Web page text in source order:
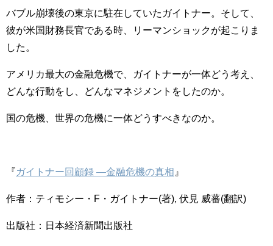
バブル崩壊後の東京に駐在していたガイトナー。そして、
彼が米国財務長官である時、リーマンショックが起こりま
した。
アメリカ最大の金融危機で、ガイトナーが一体どう考え、
どんな行動をし、どんなマネジメントをしたのか。
国の危機、世界の危機に一体どうすべきなのか。
『ガイトナー回顧録 ―金融危機の真相 』
作者：ティモシー・F・ガイトナー(著), 伏見 威蕃(翻訳)
出版社：日本経済新聞出版社